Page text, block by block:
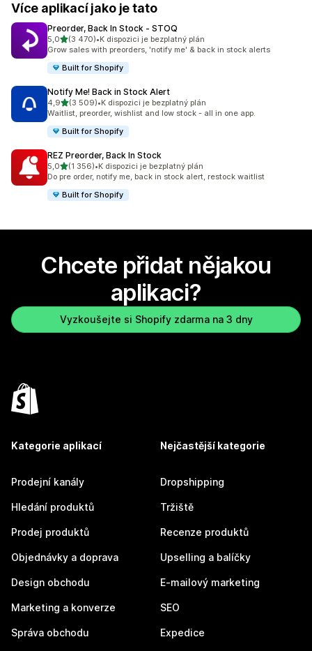
Více aplikací jako je tato
Preorder, Back In Stock ‑ STOQ
5,0z 5 hvězd
(3 470)
Celkový počet recenzí: 3470
•K dispozici je bezplatný plán
Grow sales with preorders, 'notify me' & back in stock alerts
Built for Shopify
Notify Me! Back in Stock Alert
4,9z 5 hvězd
(3 509)
Celkový počet recenzí: 3509
•K dispozici je bezplatný plán
Waitlist, preorder, wishlist and low stock - all in one app.
Built for Shopify
REZ Preorder, Back In Stock
5,0z 5 hvězd
(1 356)
Celkový počet recenzí: 1356
•K dispozici je bezplatný plán
Do pre order, notify me, back in stock alert, restock waitlist
Built for Shopify
Chcete přidat nějakou
aplikaci?
Vyzkoušejte si Shopify zdarma na 3 dny
Kategorie aplikací
Prodejní kanály
Hledání produktů
Prodej produktů
Objednávky a doprava
Design obchodu
Marketing a konverze
Správa obchodu
Nejčastější kategorie
Dropshipping
Tržiště
Recenze produktů
Upselling a balíčky
E-mailový marketing
SEO
Expedice